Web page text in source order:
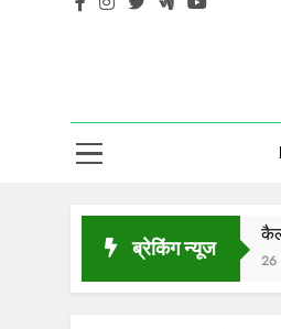
ब्रेकिंग न्यूज
कैलाश पर्वत
26 Minutes Ago